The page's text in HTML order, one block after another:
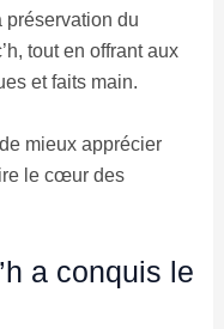
préservation du
tout en offrant aux
et faits main.
mieux apprécier
le cœur des
a conquis le